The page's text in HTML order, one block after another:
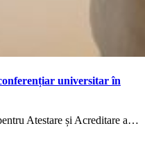
universitar în
Atestare și Acreditare a…